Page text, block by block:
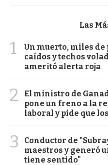
Las
1
Un muerto, miles
caídos y techos
ameritó alerta roja
2
El ministro de
pone un freno a la
laboral y pide que
3
Conductor de
maestros y generó
tiene sentido"